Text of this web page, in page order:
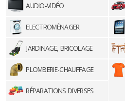
AUDIO-VIDÉO
ELECTROMÉNAGER
JARDINAGE, BRICOLAGE
PLOMBERIE-CHAUFFAGE
RÉPARATIONS DIVERSES